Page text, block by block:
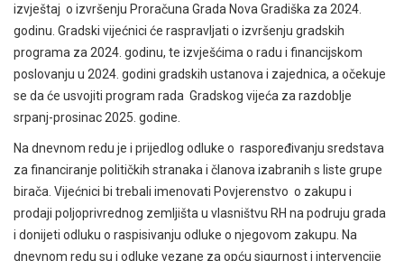
izvještaj o izvršenju Proračuna Grada Nova Gradiška za 2024.
godinu. Gradski vijećnici će raspravljati o izvršenju gradskih
programa za 2024. godinu, te izvješćima o radu i financijskom
poslovanju u 2024. godini gradskih ustanova i zajednica, a očekuje
se da će usvojiti program rada Gradskog vijeća za razdoblje
srpanj-prosinac 2025. godine.
Na dnevnom redu je i prijedlog odluke o raspoređivanju sredstava
za financiranje političkih stranaka i članova izabranih s liste grupe
birača. Vijećnici bi trebali imenovati Povjerenstvo o zakupu i
prodaji poljoprivrednog zemljišta u vlasništvu RH na podruju grada
i donijeti odluku o raspisivanju odluke o njegovom zakupu. Na
dnevnom redu su i odluke vezane za opću sigurnost i intervencije